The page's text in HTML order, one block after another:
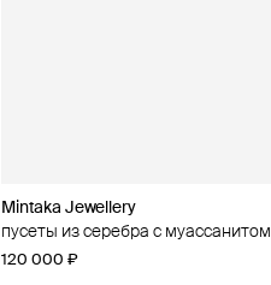
Mintaka Jewellery
пусеты из серебра с муассанитом
120 000 ₽
Mintaka Jewellery
кольцо из серебра с муассанитом
48 000 ₽